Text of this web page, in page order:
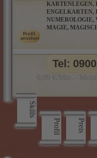
KARTENLEGEN,
ENGELKARTEN,
NUMEROLOGIE,
MAGIE,
Skills
Profil
Preis
Tel: